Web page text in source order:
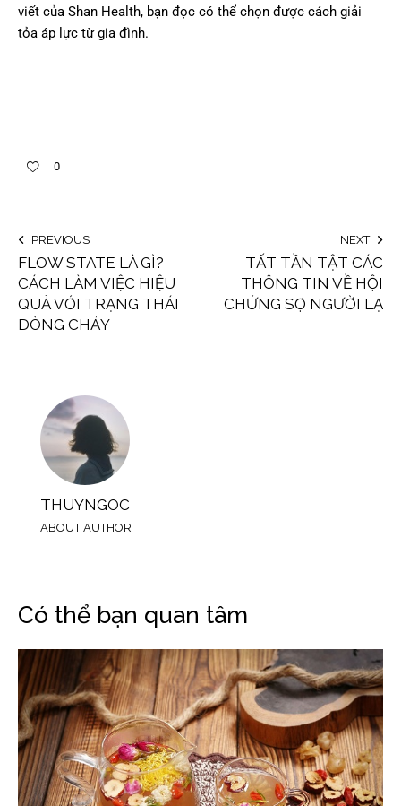
viết của Shan Health, bạn đọc có thể chọn được cách giải
tỏa áp lực từ gia đình.
0
PREVIOUS
FLOW STATE LÀ GÌ?
CÁCH LÀM VIỆC HIỆU
QUẢ VỚI TRẠNG THÁI
DÒNG CHẢY
NEXT
TẤT TẦN TẬT CÁC
THÔNG TIN VỀ HỘI
CHỨNG SỢ NGƯỜI LẠ
THUYNGOC
ABOUT AUTHOR
Có thể bạn quan tâm